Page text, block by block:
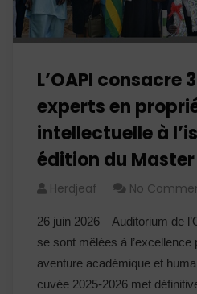
L’OAPI consacre
experts en
intellectuelle à
édition du Master
Herdjeaf No
26 juin 2026 – Auditorium de
se sont mêlées à l’excellence
aventure académique et
cuvée 2025-2026 met